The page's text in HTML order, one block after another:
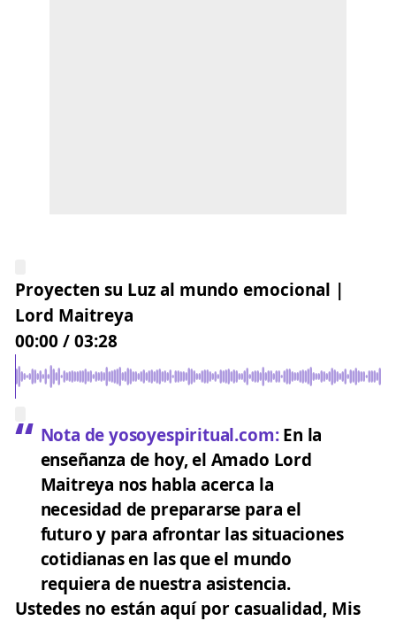
Proyecten su Luz al mundo emocional |
Lord Maitreya
00:00 /03:28
Nota de yosoyespiritual.com: En la
enseñanza de hoy, el Amado Lord
Maitreya nos habla acerca la
necesidad de prepararse para el
futuro y para afrontar las situaciones
cotidianas en las que el mundo
requiera de nuestra asistencia.
Ustedes no están aquí por casualidad, Mis